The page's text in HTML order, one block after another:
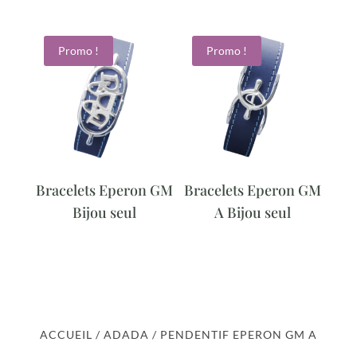
Promo !
Bracelets Eperon GM
Bijou seul
Promo !
Bracelets Eperon GM
A Bijou seul
ACCUEIL / ADADA / PENDENTIF EPERON GM A